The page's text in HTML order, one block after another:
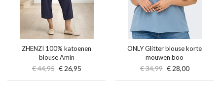
ZHENZI 100% katoenen
blouse Amin
€ 44,95 € 26,95
ONLY Glitter blouse korte
mouwen boo
€ 34,99 € 28,00